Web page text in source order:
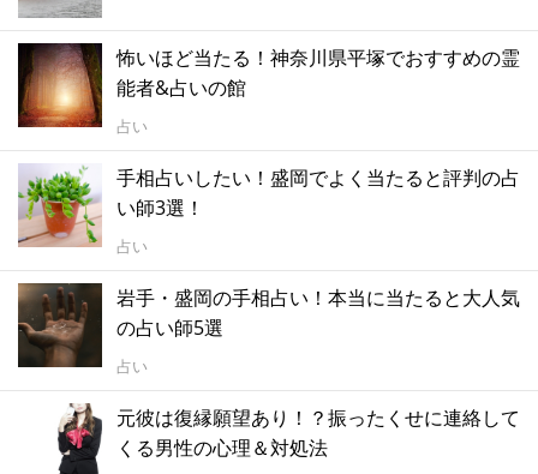
怖いほど当たる！神奈川県平塚でおすすめの霊
能者&占いの館
占い
手相占いしたい！盛岡でよく当たると評判の占
い師3選！
占い
岩手・盛岡の手相占い！本当に当たると大人気
の占い師5選
占い
元彼は復縁願望あり！？振ったくせに連絡して
くる男性の心理＆対処法